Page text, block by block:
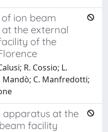
ion beam
at the external
of the
R. Cossio; L.
Mandò; C. Manfredotti;
apparatus at the
facility